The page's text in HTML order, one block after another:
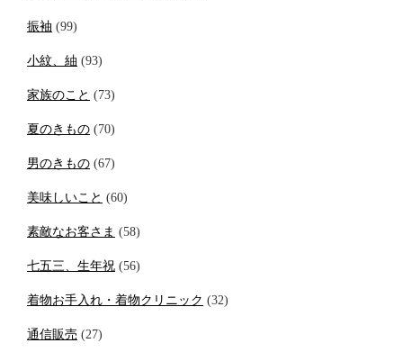
振袖 (99)
小紋、紬 (93)
家族のこと (73)
夏のきもの (70)
男のきもの (67)
美味しいこと (60)
素敵なお客さま (58)
七五三、生年祝 (56)
着物お手入れ・着物クリニック (32)
通信販売 (27)